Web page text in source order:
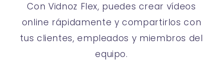
Con Vidnoz Flex, puedes crear vídeos
online rápidamente y compartirlos con
tus clientes, empleados y miembros del
equipo.